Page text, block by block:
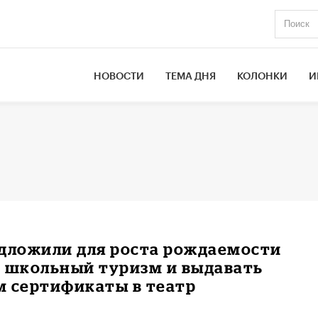
НОВОСТИ ТЕМА ДНЯ КОЛОНКИ
для роста рождаемости
школьный туризм и выдавать
сертификаты в театр